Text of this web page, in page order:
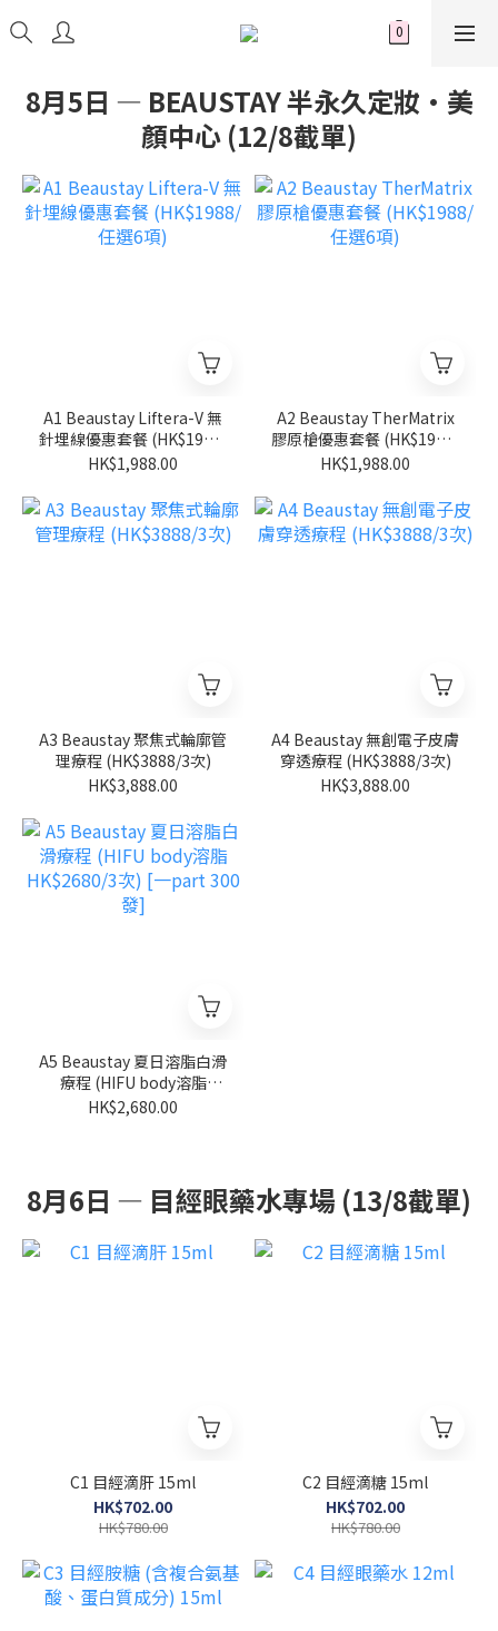
8月5日 — BEAUSTAY 半永久定妝·美
顏中心 (12/8截單)
A1 Beaustay Liftera-V 無
針埋線優惠套餐 (HK$1988/
任選6項)
HK$1,988.00
A2 Beaustay TherMatrix
膠原槍優惠套餐 (HK$1988/
任選6項)
HK$1,988.00
A3 Beaustay 聚焦式輪廓管
理療程 (HK$3888/3次)
HK$3,888.00
A4 Beaustay 無創電子皮膚
穿透療程 (HK$3888/3次)
HK$3,888.00
A5 Beaustay 夏日溶脂白滑
療程 (HIFU body溶脂
HK$2680/3次) [一part 300
HK$2,680.00
8月6日 — 目經眼藥水專場 (13/8截單)
C1 目經滴肝 15ml
HK$702.00
HK$780.00
C2 目經滴糖 15ml
HK$702.00
HK$780.00